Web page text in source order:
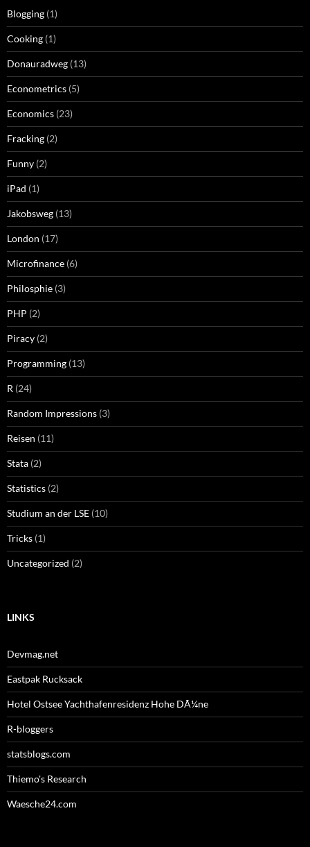
Blogging (1)
Cooking (1)
Donauradweg (13)
Econometrics (5)
Economics (23)
Fracking (2)
Funny (2)
iPad (1)
Jakobsweg (13)
London (17)
Microfinance (6)
Philosphie (3)
PHP (2)
Piracy (2)
Programming (13)
R (24)
Random Impressions (3)
Reisen (11)
Stata (2)
Statistics (2)
Studium an der LSE (10)
Tricks (1)
Uncategorized (2)
LINKS
Devmag.net
Eastpak Rucksack
Hotel Ostsee Yachthafenresidenz Hohe DÃ¼ne
R-bloggers
statsblogs.com
Thiemo's Research
Waesche24.com